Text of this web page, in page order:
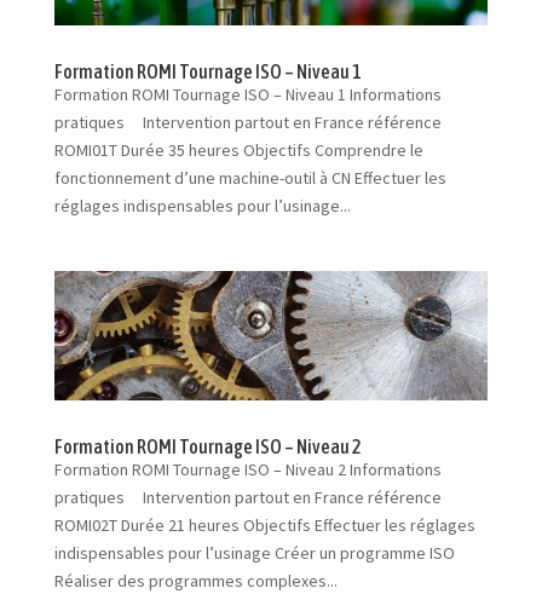
Formation ROMI Tournage ISO – Niveau 1
Formation ROMI Tournage ISO – Niveau 1 Informations
pratiques Intervention partout en France référence
ROMI01T Durée 35 heures Objectifs Comprendre le
fonctionnement d’une machine-outil à CN Effectuer les
réglages indispensables pour l’usinage...
Formation ROMI Tournage ISO – Niveau 2
Formation ROMI Tournage ISO – Niveau 2 Informations
pratiques Intervention partout en France référence
ROMI02T Durée 21 heures Objectifs Effectuer les réglages
indispensables pour l’usinage Créer un programme ISO
Réaliser des programmes complexes...